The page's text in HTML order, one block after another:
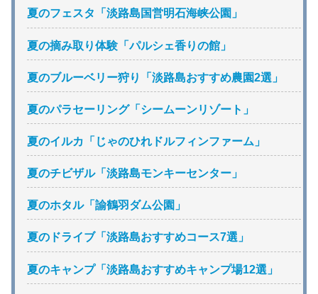
夏のフェスタ「淡路島国営明石海峡公園」
夏の摘み取り体験「パルシェ香りの館」
夏のブルーベリー狩り「淡路島おすすめ農園2選」
夏のパラセーリング「シームーンリゾート」
夏のイルカ「じゃのひれドルフィンファーム」
夏のチビザル「淡路島モンキーセンター」
夏のホタル「諭鶴羽ダム公園」
夏のドライブ「淡路島おすすめコース7選」
夏のキャンプ「淡路島おすすめキャンプ場12選」